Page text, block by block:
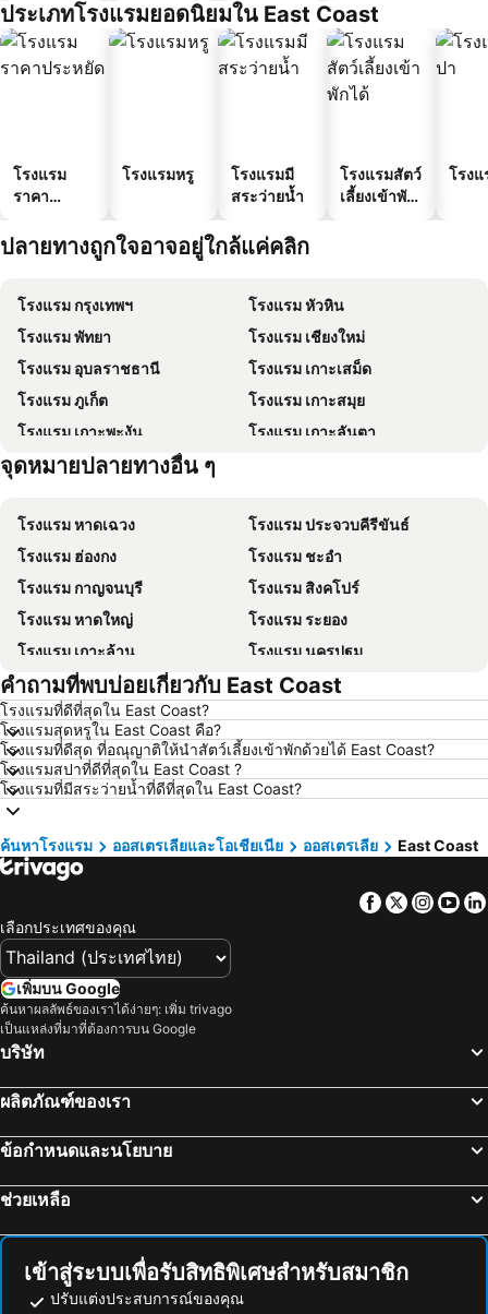
ประเภทโรงแรมยอดนิยมใน East Coast
โรงแรม
ราคา
โรงแรมหรู
โรงแรมมี
สระว่ายน้ำ
โรงแรมสัตว์
เลี้ยงเข้าพัก
โรง
ปลายทางถูกใจอาจอยู่ใกล้แค่คลิก
โรงแรม กรุงเทพฯ
โรงแรม หัวหิน
โรงแรม พัทยา
โรงแรม เชียงใหม่
โรงแรม อุบลราชธานี
โรงแรม เกาะเสม็ด
โรงแรม ภูเก็ต
โรงแรม เกาะสมุย
โรงแรม เกาะพะงัน
โรงแรม เกาะลันตา
โรงแรม เกาะฟุก๊ว
จุดหมายปลายทางอื่น ๆ
โรงแรม หาดเฉวง
โรงแรม ประจวบคีรีขันธ์
โรงแรม ฮ่องกง
โรงแรม ชะอำ
โรงแรม กาญจนบุรี
โรงแรม สิงคโปร์
โรงแรม หาดใหญ่
โรงแรม ระยอง
โรงแรม เกาะล้าน
โรงแรม นครปฐม
โรงแรม นครราชสีมา
โรงแรม ซินยี่
โรงแรม เขาหลัก
โรงแรม อุดรธานี
โรงแรม ศรีราชา
โรงแรม กระบี่
โรงแรม นครนายก
โรงแรม นครพนม
โรงแรม ฮ่องกง
โรงแรม ไทเป
โรงแรม เกาะเต่า
โรงแรม บาหลี
โรงแรม ปีนัง
โรงแรม จอร์เจีย
โรงแรม ประเทศไทย
โรงแรม ซาโมส
โรงแรม เขตเมืองหลวงบรัสเซลส์
คำถามที่พบบ่อยเกี่ยวกับ East Coast
โรงแรมที่ดีที่สุดใน East Coast?
โรงแรมสุดหรูใน East Coast คือ?
โรงแรมที่ดีสุด ที่อณุญาติให้นำสัตว์เลี้ยงเข้าพักด้วยได้ East Coast?
โรงแรมสปาที่ดีที่สุดใน East Coast ?
โรงแรมที่มีสระว่ายน้ำที่ดีที่สุดใน East Coast?
ค้นหาโรงแรม ออสเตรเลียและโอเชียเนีย ออสเตรเลีย East Coast
Facebook
Twitter
เลือกประเทศของคุณ
เพิ่มบน Google
ค้นหาผลลัพธ์ของเราได้ง่ายๆ: เพิ่ม trivago
เป็นแหล่งที่มาที่ต้องการบน Google
บริษัท
ผลิตภัณฑ์ของเรา
ข้อกำหนดและนโยบาย
ช่วยเหลือ
เข้าสู่ระบบเพื่อรับสิทธิพิเศษสำหรับสมาชิก
ปรับแต่งประสบการณ์ของคุณ